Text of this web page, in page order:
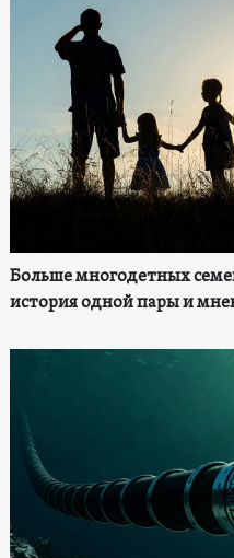
Больше многодетных
история одной пары и